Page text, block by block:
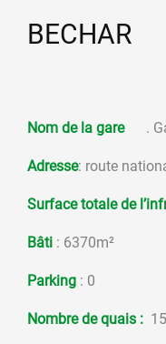
BECHAR
Nom de la gare .
Adresse: route
Surface totale de
Bâti : 6370m²
Parking : 0
Nombre de quais : 15